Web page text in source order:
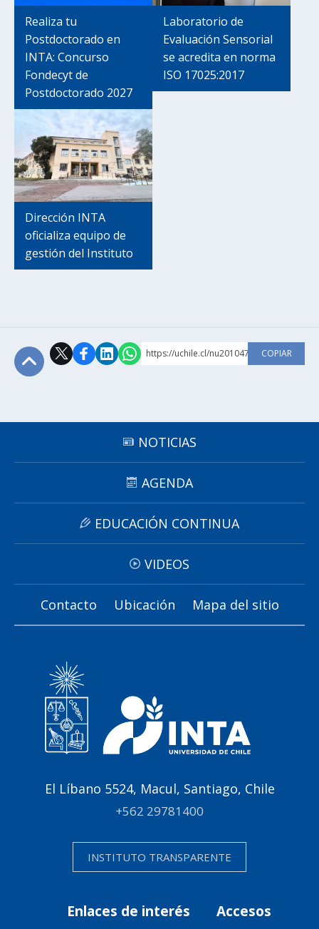
Realiza tu
Postdoctorado en
INTA: Concurso
Fondecyt de
Postdoctorado 2027
Laboratorio de
Evaluación Sensorial
se acredita en norma
ISO 17025:2017
Dirección INTA
oficializa equipo de
gestión del Instituto
https://uchile.cl/nu201047 COPIAR
NOTICIAS
AGENDA
EDUCACIÓN CONTINUA
VIDEOS
Contacto Ubicación Mapa del sitio
El Líbano 5524, Macul, Santiago, Chile
+562 29781400
INSTITUTO TRANSPARENTE
Enlaces de interés Accesos